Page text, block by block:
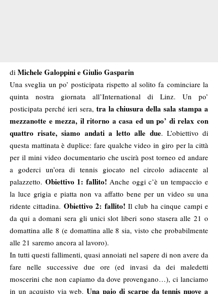
di Michele Galoppini e Giulio Gasparin
Una sveglia un po’ posticipata rispetto al solito fa cominciare la
quinta nostra giornata all’International di Linz. Un po’
posticipata perché ieri sera, tra la chiusura della sala stampa a
mezzanotte e mezza, il ritorno a casa ed un po’ di relax con
quattro risate, siamo andati a letto alle due. L’obiettivo di
questa mattinata è duplice: fare qualche video in giro per la città
per il mini video documentario che uscirà post torneo ed andare
a goderci un’ora di tennis giocato nel circolo adiacente al
palazzetto. Obiettivo 1: fallito! Anche oggi c’è un tempaccio e
la luce grigia e piatta non va affatto bene per un video su una
ridente cittadina. Obiettivo 2: fallito! Il club ha cinque campi e
da qui a domani sera gli unici slot liberi sono stasera alle 21 o
domattina alle 8 (e domattina alle 8 sia, visto che probabilmente
alle 21 saremo ancora al lavoro).
In tutti questi fallimenti, quasi annoiati nel sapere di non avere da
fare nelle successive due ore (ed invasi da dei maledetti
moscerini che non capiamo da dove provengano…), ci lanciamo
in un acquisto via web.Una paio di scarpe da tennis nuove a